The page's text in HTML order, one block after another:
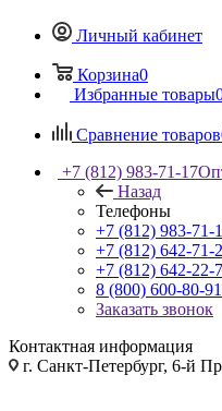
Личный кабинет
Корзина0
Избранные товары
Сравнение товаров
+7 (812) 983-71-17
Назад
Телефоны
+7 (812) 983-71-
+7 (812) 642-71-
+7 (812) 642-22-
8 (800) 600-80-91
Заказать звонок
Контактная информация
г. Санкт-Петербург, 6-й